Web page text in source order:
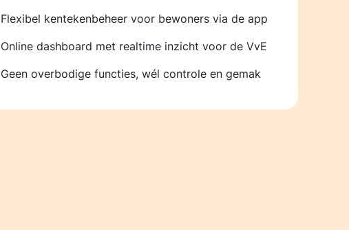
Flexibel kentekenbeheer voor bewoners via de app
Online dashboard met realtime inzicht voor de VvE
Geen overbodige functies, wél controle en gemak